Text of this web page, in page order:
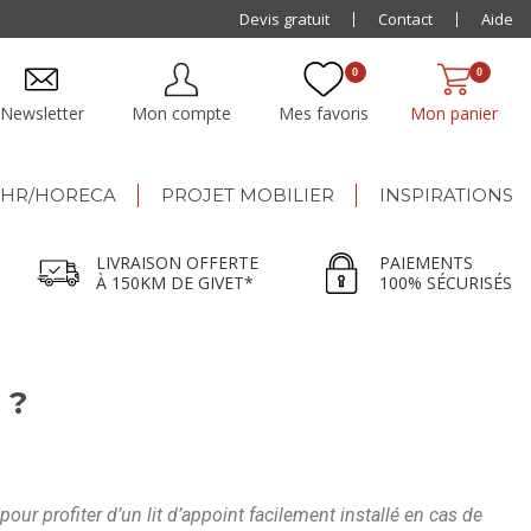
Mon panier
0
Mes favoris
0
Mon compte
Newsletter
HORECA PROJET MOBILIER INSPIRATIONS
LIVRAISON OFFERTE
À 150KM DE GIVET*
PAIEMENTS
100% SÉCURISÉS
?
profiter d’un lit d’appoint facilement installé en cas de
Paiement jusqu'à48x
Devis gratuit Contact Aide